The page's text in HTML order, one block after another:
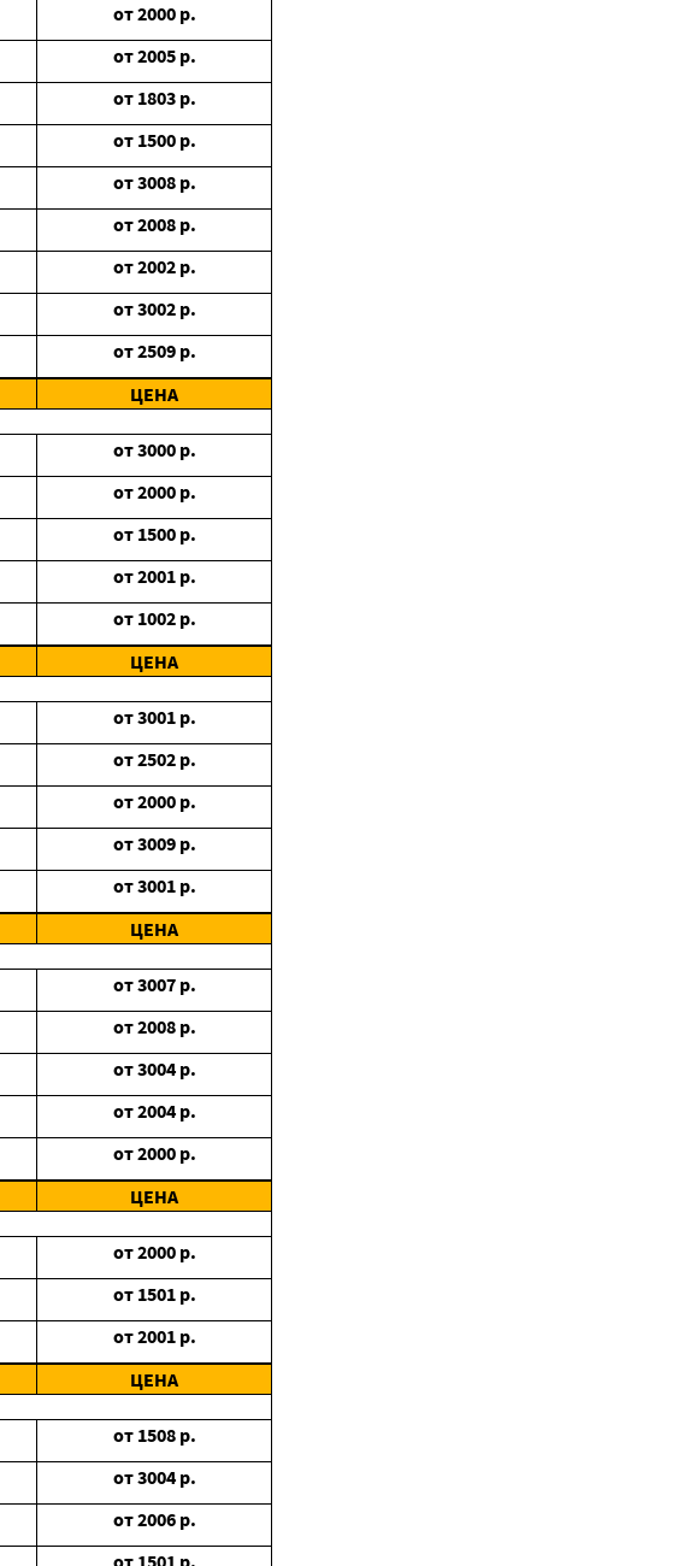
от2000 р.
от2005 р.
от 1803 р.
от 1500 р.
от3008 р.
от2008 р.
от2002 р.
от3002 р.
от2509 р.
ЦЕНА
от3000 р.
от2000 р.
от 1500 р.
от2001 р.
от 1002 р.
ЦЕНА
от3001 р.
от2502 р.
от2000 р.
от3009 р.
от3001 р.
ЦЕНА
от3007 р.
от2008 р.
от3004 р.
от2004 р.
от2000 р.
ЦЕНА
от2000 р.
от 1501 р.
от2001 р.
ЦЕНА
от 1508 р.
от3004 р.
от2006 р.
от 1501 р.